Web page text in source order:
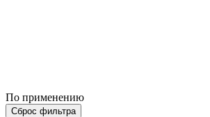
По применению
Сброс фильтра